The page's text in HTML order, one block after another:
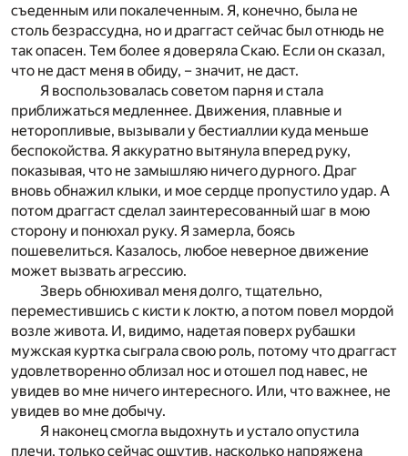
съеденным или покалеченным. Я, конечно, была не
столь безрассудна, но и драггаст сейчас был отнюдь не
так опасен. Тем более я доверяла Скаю. Если он сказал,
что не даст меня в обиду, – значит, не даст.
Я воспользовалась советом парня и стала
приближаться медленнее. Движения, плавные и
неторопливые, вызывали у бестиаллии куда меньше
беспокойства. Я аккуратно вытянула вперед руку,
показывая, что не замышляю ничего дурного. Драг
вновь обнажил клыки, и мое сердце пропустило удар. А
потом драггаст сделал заинтересованный шаг в мою
сторону и понюхал руку. Я замерла, боясь
пошевелиться. Казалось, любое неверное движение
может вызвать агрессию.
Зверь обнюхивал меня долго, тщательно,
переместившись с кисти к локтю, а потом повел мордой
возле живота. И, видимо, надетая поверх рубашки
мужская куртка сыграла свою роль, потому что драггаст
удовлетворенно облизал нос и отошел под навес, не
увидев во мне ничего интересного. Или, что важнее, не
увидев во мне добычу.
Я наконец смогла выдохнуть и устало опустила
плечи, только сейчас ощутив, насколько напряжена